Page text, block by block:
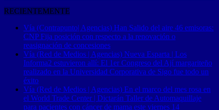
RECIENTEMENTE
Vía (Contrapunto| Agencias) Han Salido del aire 46 emisoras:
CNP Fija posición con respecto a la renovación o
reasignación de concesiones
Vía (Red de Medios | Agencias) Nueva Esparta | Los
Informa2 estuvieron allí: El 1er Congreso del Ají margariteño
realizado en la Universidad Corporativa de Sigo fue todo un
éxito
Vía (Red de Medios | Agencias) En el marco del mes rosa en
el World Trade Center | Dictarán Taller de Automaquillaje
para pacientes con cáncer de mama este viernes 14